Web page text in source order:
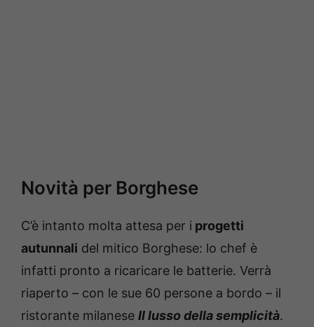
Novità per Borghese
C’è intanto molta attesa per i progetti
autunnali del mitico Borghese: lo chef è
infatti pronto a ricaricare le batterie. Verrà
riaperto – con le sue 60 persone a bordo – il
ristorante milanese Il lusso della semplicità.